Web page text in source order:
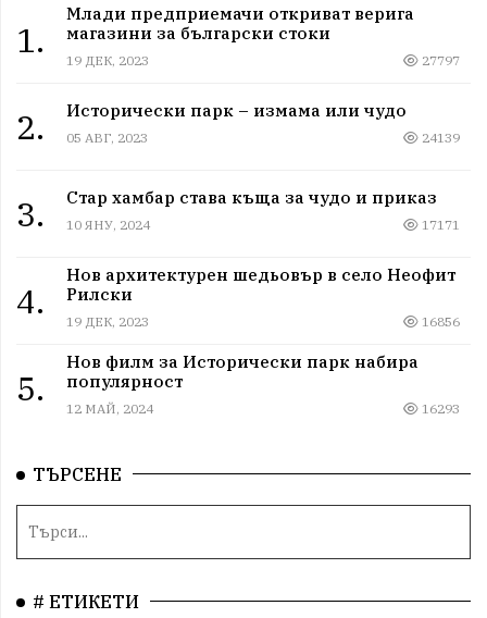
1.
Млади предприемачи откриват верига
магазини за български стоки
19 ДЕК, 2023 27797
2. Исторически парк – измама или чудо
05 АВГ, 2023 24139
3. Стар хамбар става къща за чудо и приказ
10 ЯНУ, 2024 17171
4.
Нов архитектурен шедьовър в село Неофит
Рилски
19 ДЕК, 2023 16856
5.
Нов филм за Исторически парк набира
популярност
12 МАЙ, 2024 16293
ТЪРСЕНЕ
# ЕТИКЕТИ